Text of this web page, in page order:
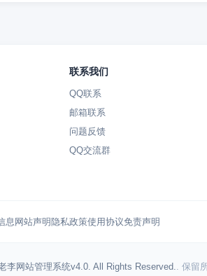
联系我们
QQ联系
邮箱联系
问题反馈
QQ交流群
息 网站声明 隐私政策使用协议免责声明
李网站管理系统v4.0. All Rights Reserved.. 保留